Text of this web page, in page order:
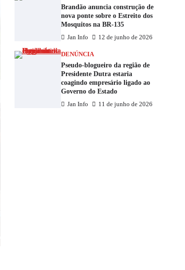
Brandão anuncia construção de
nova ponte sobre o Estreito dos
Mosquitos na BR-135
Jan Info 12 de junho de 2026
DENÚNCIA
Pseudo-blogueiro da região de
Presidente Dutra estaria
coagindo empresário ligado ao
Governo do Estado
Jan Info 11 de junho de 2026